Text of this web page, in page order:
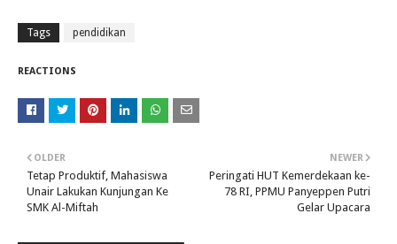
Tags pendidikan
REACTIONS
NEWER
Peringati HUT Kemerdekaan ke-
78 RI, PPMU Panyeppen Putri
Gelar Upacara
OLDER
Tetap Produktif, Mahasiswa
Unair Lakukan Kunjungan Ke
SMK Al-Miftah